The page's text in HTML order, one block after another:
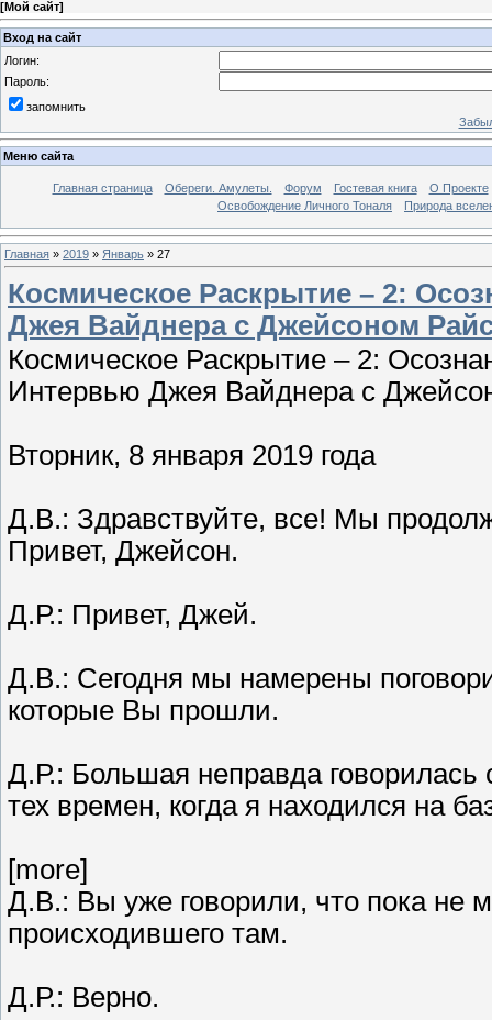
[Мой сайт]
Вход на сайт
Логин:
Пароль:
запомнить
Меню сайта
Главная страница Обереги. Амулеты. Форум Гостевая книга
О Проекте
Освобождение Личного Тоналя
Природа
Главная » 2019 » Январь » 27
Космическое Раскрытие – 2:
Джея Вайднера с Джейсоном
Космическое Раскрытие – 2:
Интервью Джея Вайднера с
Вторник, 8 января 2019 года
Д.В.: Здравствуйте, все! Мы
Привет, Джейсон.
Д.Р.: Привет, Джей.
Д.В.: Сегодня мы намерены
которые Вы прошли.
Д.Р.: Большая неправда говорилась
тех времен, когда я находился на
[more]
Д.В.: Вы уже говорили, что пока не
происходившего там.
Д.Р.: Верно.